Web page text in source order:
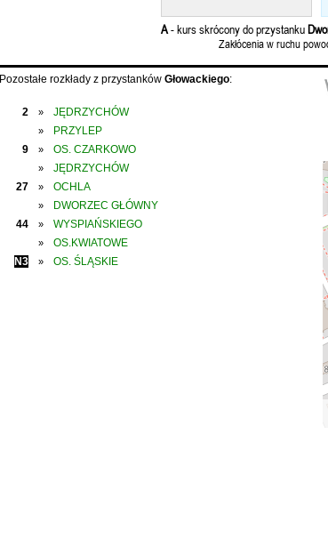
A- kurs skrócony do przystanku
Zakłócenia w ruchu
Pozostałe rozkłady z przystanków Głowackiego:
2 » JĘDRZYCHÓW
»
PRZYLEP
9
» OS. CZARKOWO
»
JĘDRZYCHÓW
27
» OCHLA
»
DWORZEC GŁÓWNY
44
» WYSPIAŃSKIEGO
»
OS.KWIATOWE
N3
» OS. ŚLĄSKIE